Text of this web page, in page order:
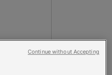
Continue without Accepting